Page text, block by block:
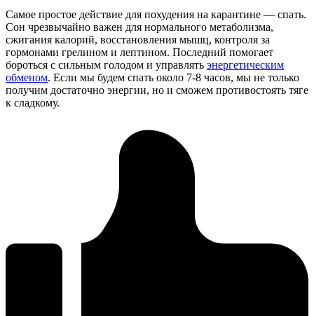
Самое простое действие для похудения на карантине — спать.
Сон чрезвычайно важен для нормального метаболизма,
сжигания калорий, восстановления мышц, контроля за
гормонами грелином и лептином. Последний помогает
бороться с сильным голодом и управлять энергетическим
обменом. Если мы будем спать около 7-8 часов, мы не только
получим достаточно энергии, но и сможем противостоять тяге
к сладкому.